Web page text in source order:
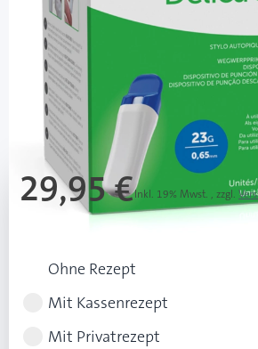
Lieferzeit bis zu 3 Wochen
Besonderheiten
k. A.
Mehr über das Produkt
29,95 €Inkl. 19% Mwst. , zzgl.
Ohne Rezept
Mit Kassenrezept
Mit Privatrezept